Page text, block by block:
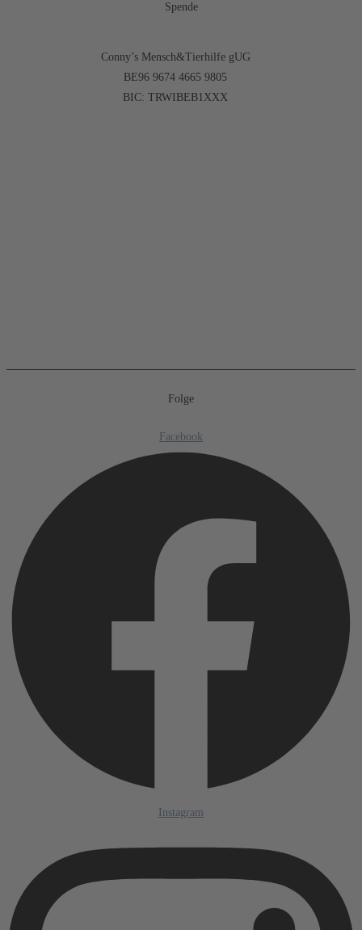
Spende
Conny’s Mensch&Tierhilfe gUG
BE96 9674 4665 9805
BIC: TRWIBEB1XXX
Folge
Facebook
Instagram